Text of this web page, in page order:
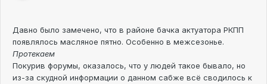
Давно было замечено, что в районе бачка актуатора РКПП
появлялось масляное пятно. Особенно в межсезонье.
Протекаем
Покурив форумы, оказалось, что у людей такое бывало, но
из-за скудной информации о данном сабже всё сводилось к